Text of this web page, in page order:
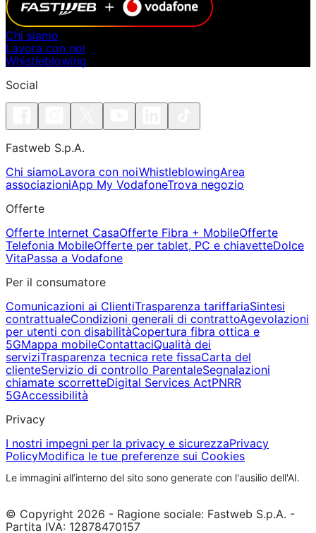
Chi siamo
Lavora con noi
Whistleblowing
Social
Fastweb S.p.A.
Chi siamoLavora con noiWhistleblowingArea
associazioniApp My VodafoneTrova negozio
Offerte
Offerte Internet CasaOfferte Fibra + MobileOfferte
Telefonia MobileOfferte per tablet, PC e chiavetteDolce
VitaPassa a Vodafone
Per il consumatore
Comunicazioni ai ClientiTrasparenza tariffariaSintesi
contrattualeCondizioni generali di contrattoAgevolazioni
per utenti con disabilitàCopertura fibra ottica e
5GMappa mobileContattaciQualità dei
serviziTrasparenza tecnica rete fissaCarta del
clienteServizio di controllo ParentaleSegnalazioni
chiamate scorretteDigital Services ActPNRR
5GAccessibilità
Privacy
I nostri impegni per la privacy e sicurezzaPrivacy
PolicyModifica le tue preferenze sui Cookies
Le immagini all’interno del sito sono generate con l'ausilio dell'AI.
© Copyright 2026 - Ragione sociale: Fastweb S.p.A. -
Partita IVA: 12878470157